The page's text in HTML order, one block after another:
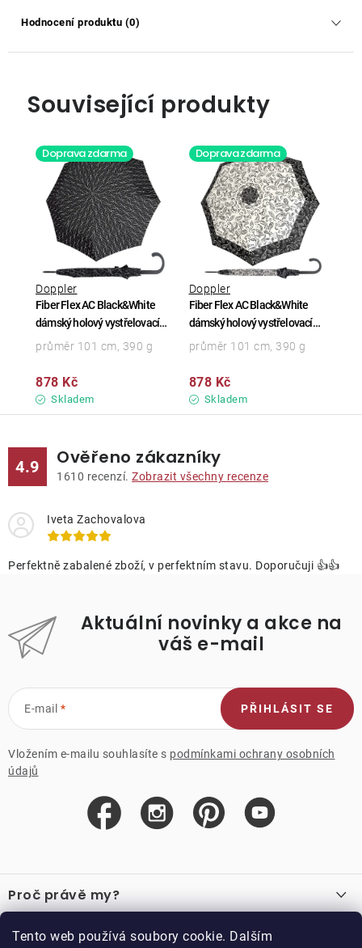
Tento web používá soubory cookie. Dalším
Hodnocení produktu (0)
Související produkty
Doprava zdarma
Fiber Flex AC Black&White
dámský holový vystřelovací
deštník
Doppler
Skladem
878 Kč
průměr 101 cm, 390 g
Doprava zdarma
Fiber Flex AC Black&White
dámský holový vystřelovací
deštník
Doppler
Skladem
878 Kč
průměr 101 cm, 390 g
4.9 Ověřeno zákazníky
1610 recenzí. Zobrazit všechny recenze
Iveta Zachovalova
Perfektně zabalené zboží, v perfektním stavu. Doporučuji 👍👍
Aktuální novinky a akce na
váš e-mail
E-mail
Vložením e-mailu souhlasíte s podmínkami ochrany osobních
údajů
PŘIHLÁSIT SE
á
p
a
Proč právě my?
Recenze
Důležité odkazy